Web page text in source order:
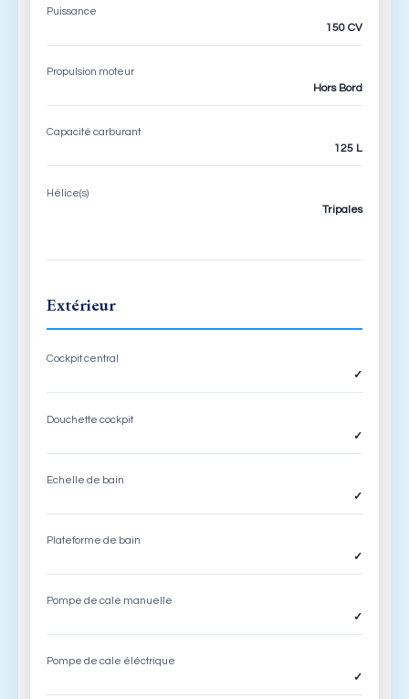
Puissance
150 CV
Propulsion moteur
Hors Bord
Capacité carburant
125 L
Hélice(s)
Tripales
Extérieur
Cockpit central
✓
Douchette cockpit
✓
Echelle de bain
✓
Plateforme de bain
✓
Pompe de cale manuelle
✓
Pompe de cale éléctrique
✓